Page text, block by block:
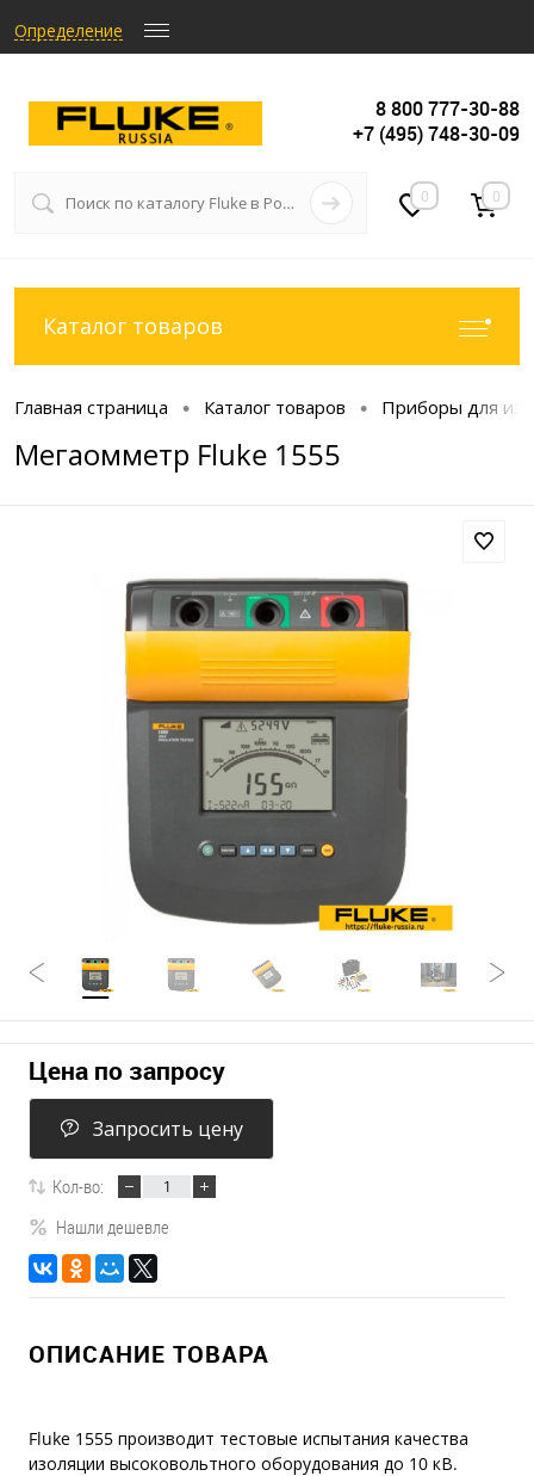
Определение
8 800 777-30-88
+7 (495) 748-30-09
0 0
Каталог товаров
Главная страница • Каталог товаров • Приборы для
Мегаомметр Fluke 1555
Цена по запросу
Запросить цену
Кол-во:
Нашли дешевле
ОПИСАНИЕ ТОВАРА
Fluke 1555 производит тестовые испытания качества
изоляции высоковольтного оборудования до 10 кВ.